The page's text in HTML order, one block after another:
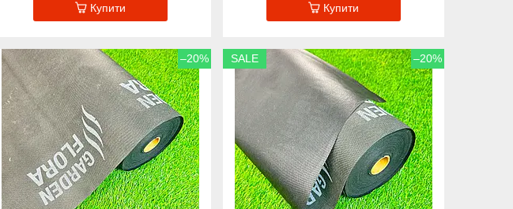
Купити Купити
–20% SALE –20%